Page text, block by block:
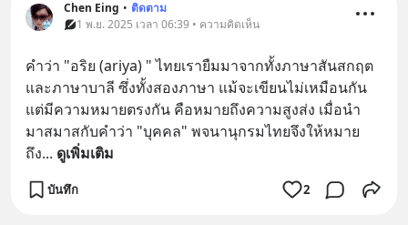
Chen Eing • ติดตาม
1 พ.ย. 2025 เวลา 06:39 • ความคิดเห็น
คำว่า "อริย (ariya) " ไทยเรายืมมาจากทั้งภาษาสันสกฤต
และภาษาบาลี ซึ่งทั้งสองภาษา แม้จะเขียนไม่เหมือนกัน
แต่มีความหมายตรงกัน คือหมายถึงความสูงส่ง เมื่อนำ
มาสมาสกับคำว่า "บุคคล" พจนานุกรมไทยจึงให้หมาย
ถึง... ดูเพิ่มเติม
บันทึก 2